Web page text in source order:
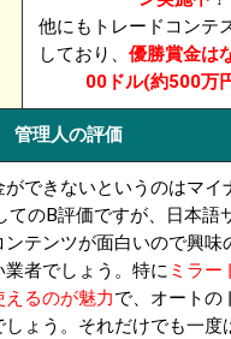
他にもトレードコンテ
しており、 優勝賞金は
00ドル(約500万
管理人の評価
ができないというのはマイ
てのB評価ですが、日本語
テンツが面白いので興味
者でしょう。特に ミラー
るのが魅力で、オートの
ょう。それだけでも一度